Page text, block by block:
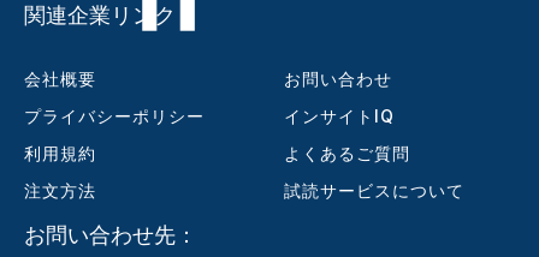
関連企業リンク
会社概要
プライバシーポリシー
利用規約
注文方法
お問い合わせ
インサイトIQ
よくあるご質問
試読サービスについて
お問い合わせ先：